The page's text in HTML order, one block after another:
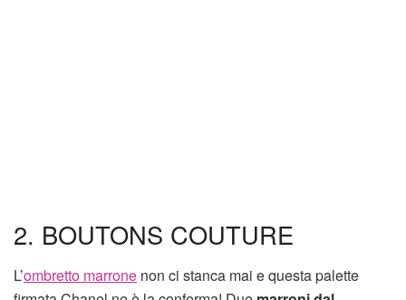
2. BOUTONS COUTURE
L’ombretto marrone non ci stanca mai e questa palette